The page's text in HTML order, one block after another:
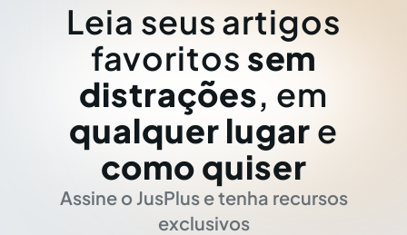
Leia seus artigos
favoritos sem
distrações, em
qualquer lugar e
como quiser
Assine o JusPlus e tenha recursos
exclusivos